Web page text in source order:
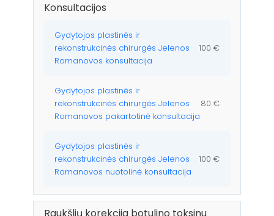
Konsultacijos
Gydytojos plastinės ir
rekonstrukcinės chirurgės Jelenos
Romanovos konsultacija
100 €
Gydytojos plastinės ir
rekonstrukcinės chirurgės Jelenos
Romanovos pakartotinė konsultacija
80 €
Gydytojos plastinės ir
rekonstrukcinės chirurgės Jelenos
Romanovos nuotolinė konsultacija
100 €